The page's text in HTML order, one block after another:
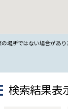
場所ではない場合があり
検索結果表